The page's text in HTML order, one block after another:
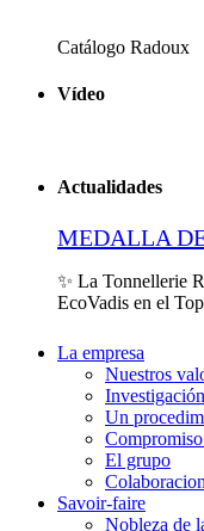
Catálogo Radoux
Vídeo
Actualidades
MEDALLA
✨ La Tonnellerie
EcoVadis en el
La empresa
Nuestros
Un
El grupo
Savoir-faire
Nobleza de